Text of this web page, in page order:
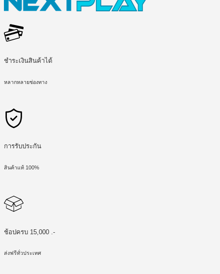
ชำระเงินสินค้าได้
หลากหลายช่องทาง
การรับประกัน
สินค้าแท้ 100%
ช้อปครบ 15,000 .-
ส่งฟรีทั่วประเทศ